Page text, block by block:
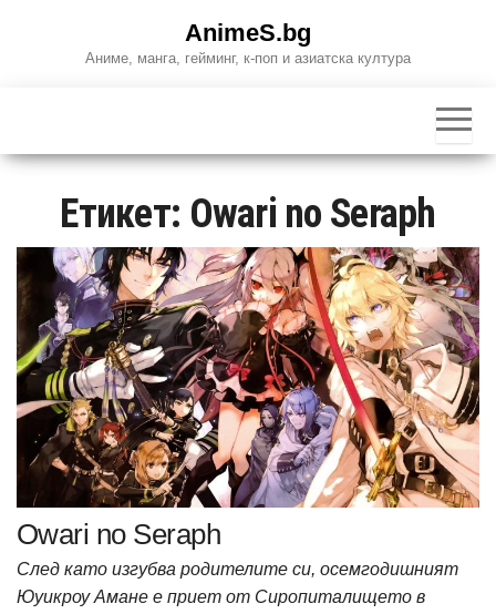
AnimeS.bg
Аниме, манга, гейминг, к-поп и азиатска култура
Етикет: Owari no Seraph
Owari no Seraph
След като изгубва родителите си, осемгодишният
Юуикроу Амане е приет от Сиропиталището в